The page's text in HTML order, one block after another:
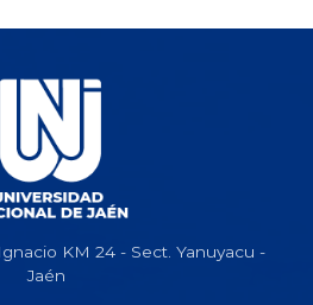
KM 24 - Sect. Yanuyacu -
Jaén